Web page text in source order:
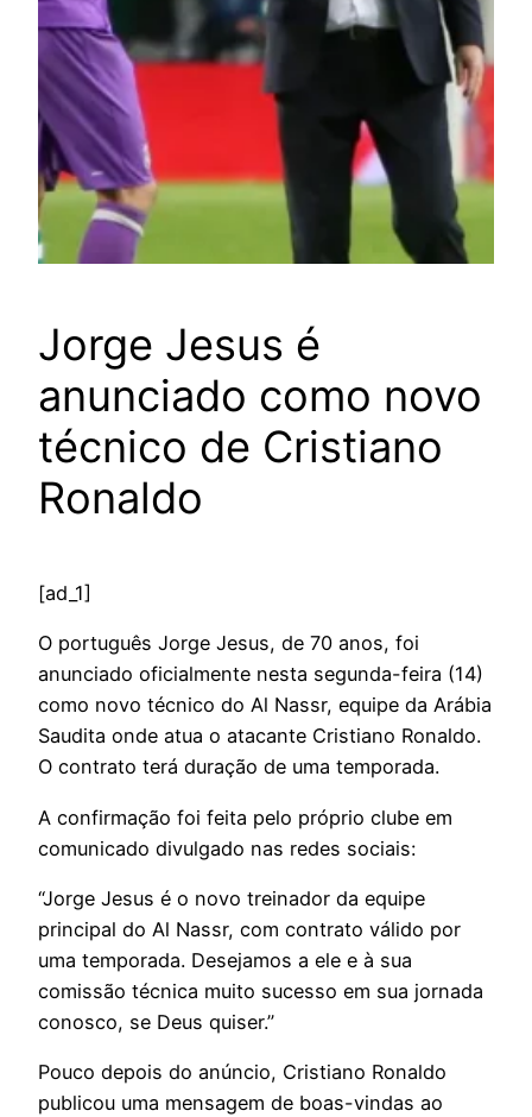
Jorge Jesus é
anunciado como novo
técnico de Cristiano
Ronaldo
[ad_1]
O português Jorge Jesus, de 70 anos, foi
anunciado oficialmente nesta segunda-feira (14)
como novo técnico do Al Nassr, equipe da Arábia
Saudita onde atua o atacante Cristiano Ronaldo.
O contrato terá duração de uma temporada.
A confirmação foi feita pelo próprio clube em
comunicado divulgado nas redes sociais:
“Jorge Jesus é o novo treinador da equipe
principal do Al Nassr, com contrato válido por
uma temporada. Desejamos a ele e à sua
comissão técnica muito sucesso em sua jornada
conosco, se Deus quiser.”
Pouco depois do anúncio, Cristiano Ronaldo
publicou uma mensagem de boas-vindas ao